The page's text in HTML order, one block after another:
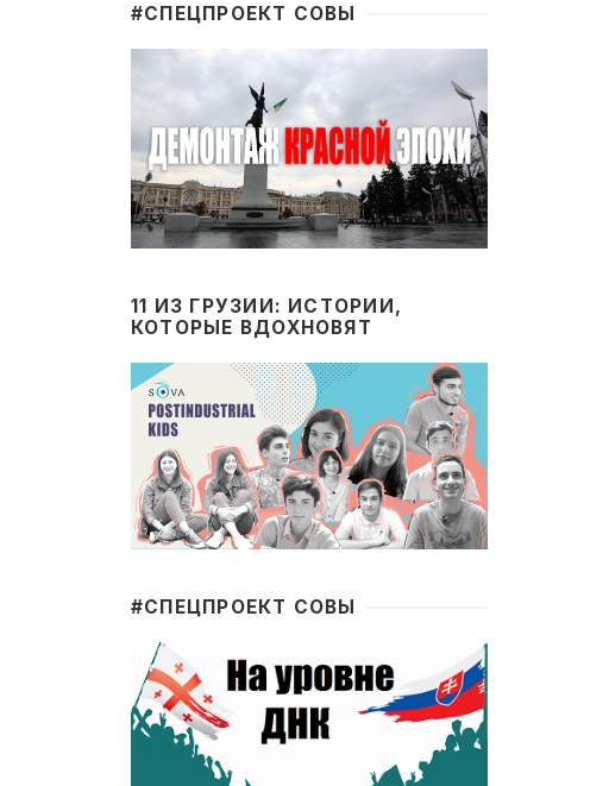
#CПЕЦПРОЕКТ СОВЫ
11 ИЗ ГРУЗИИ: ИСТОРИИ,
КОТОРЫЕ ВДОХНОВЯТ
#CПЕЦПРОЕКТ СОВЫ